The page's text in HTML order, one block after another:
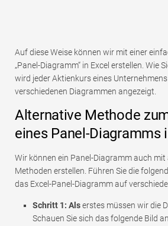
Auf diese Weise können wir mit einer
„Panel-Diagramm“ in Excel erstellen. Wie
wird jeder Aktienkurs eines
verschiedenen Diagrammen angezeigt.
Alternative Methode
eines Panel-Diagramms
Wir können ein Panel-Diagramm auch
Methoden erstellen. Führen Sie die
das Excel-Panel-Diagramm auf
Schritt 1: Alserstes müssen wir die
Schauen Sie sich das folgende Bild